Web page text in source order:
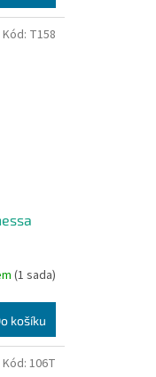
(1 sada)
košíku
Kód: T158
Kód: 106T